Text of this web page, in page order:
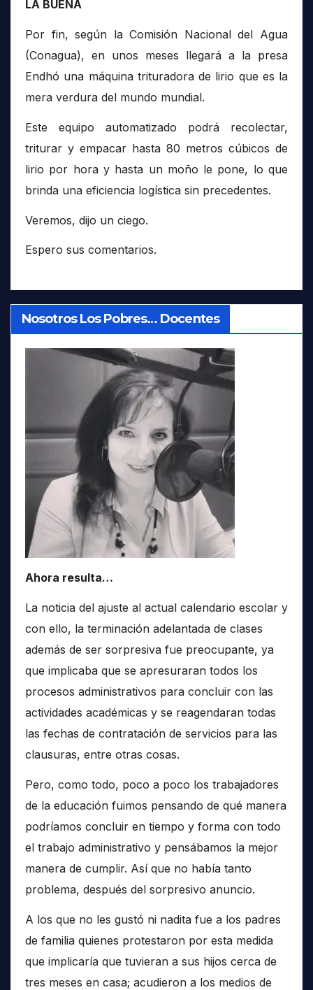
LA BUENA
Por fin, según la Comisión Nacional del Agua
(Conagua), en unos meses llegará a la presa
Endhó una máquina trituradora de lirio que es la
mera verdura del mundo mundial.
Este equipo automatizado podrá recolectar,
triturar y empacar hasta 80 metros cúbicos de
lirio por hora y hasta un moño le pone, lo que
brinda una eficiencia logística sin precedentes.
Veremos, dijo un ciego.
Espero sus comentarios.
Nosotros Los Pobres… Docentes
Ahora resulta…
La noticia del ajuste al actual calendario escolar y
con ello, la terminación adelantada de clases
además de ser sorpresiva fue preocupante, ya
que implicaba que se apresuraran todos los
procesos administrativos para concluir con las
actividades académicas y se reagendaran todas
las fechas de contratación de servicios para las
clausuras, entre otras cosas.
Pero, como todo, poco a poco los trabajadores
de la educación fuimos pensando de qué manera
podríamos concluir en tiempo y forma con todo
el trabajo administrativo y pensábamos la mejor
manera de cumplir. Así que no había tanto
problema, después del sorpresivo anuncio.
A los que no les gustó ni nadita fue a los padres
de familia quienes protestaron por esta medida
que implicaría que tuvieran a sus hijos cerca de
tres meses en casa; acudieron a los medios de